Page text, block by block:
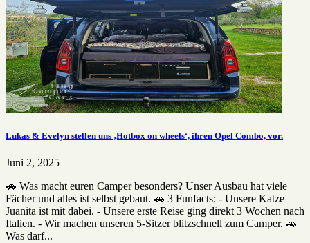
Lukas & Evelyn stellen uns ‚Hotbox on wheels‘, ihren Opel Combo, vor.
Juni 2, 2025
🚗 Was macht euren Camper besonders? Unser Ausbau hat viele
Fächer und alles ist selbst gebaut. 🚗 3 Funfacts: - Unsere Katze
Juanita ist mit dabei. - Unsere erste Reise ging direkt 3 Wochen nach
Italien. - Wir machen unseren 5-Sitzer blitzschnell zum Camper. 🚗
Was darf...